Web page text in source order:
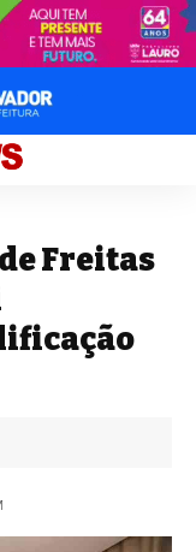
Freitas